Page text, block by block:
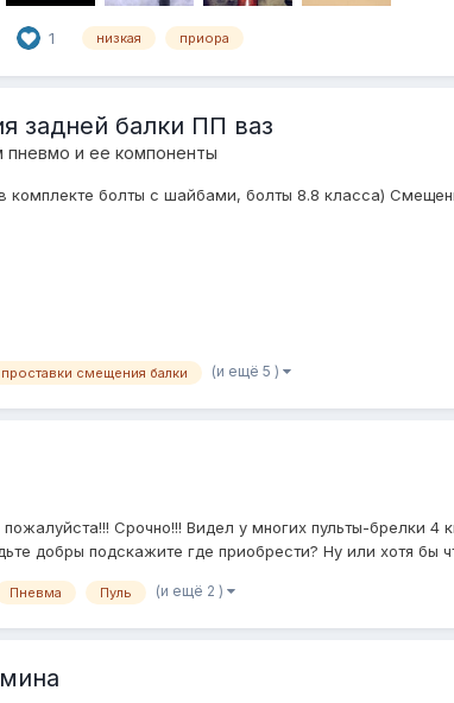
1 низкая приора
задней балки ПП ваз
и ее компоненты
комплекте болты с шайбами, болты 8.8 класса)
проставки смещения балки (и ещё 5 )
Срочно!!! Видел у многих пульты-брелки
добры подскажите где приобрести? Ну или хотя бы
Пневма Пуль (и ещё 2 )